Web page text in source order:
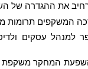
את ההגדרה של
המשקפים תרומות
למנהל עסקים
המחקר משקפת